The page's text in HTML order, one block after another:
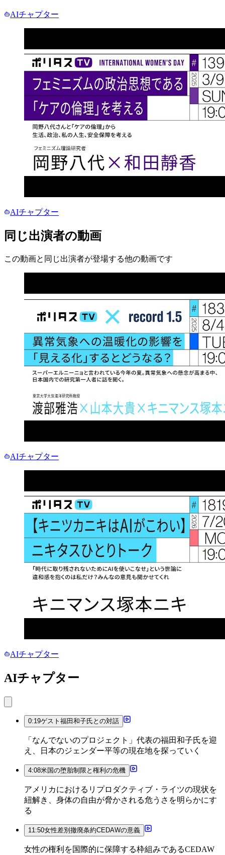
AIチャプター
AIチャプター
同じ出演者の動画
この動画と同じ出演者が登場する他の動画です
AIチャプター
AIチャプター
AIチャプター
0:19ゲスト福田和子氏との対話
「なんでないのプロジェクト」代表の福田和子氏を迎
え、日本のジェンダー平等の現在地を探っていく
4:08米国の堕胎制限と権利の危機
アメリカにおけるリプロダクティブ・ライツの現状を
紐解き、身体の自由が脅かされる危うさを明らかにす
る
11:50女性差別撤廃条約CEDAWの意義
女性の権利を国際的に保障する枠組みであるCEDAW